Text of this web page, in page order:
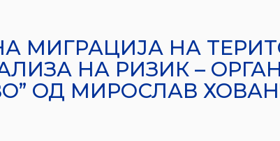
МИГРАЦИЈА НА
НА РИЗИК –
ОД МИРОСЛАВ